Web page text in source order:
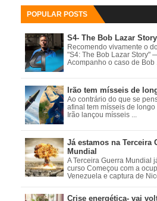
POPULAR POSTS
S4- The Bob Lazar Story
Recomendo vivamente o
"S4: The Bob Lazar Story"
Acompanho o caso de Bob
Irão tem mísseis de
Ao contrário do que se
afinal tem mísseis de longo
Irão lançou mísseis ...
Já estamos na Terceira
Mundial
A Terceira Guerra Mundial
curso Começou com a
Venezuela e captura de
Crise energética- vai